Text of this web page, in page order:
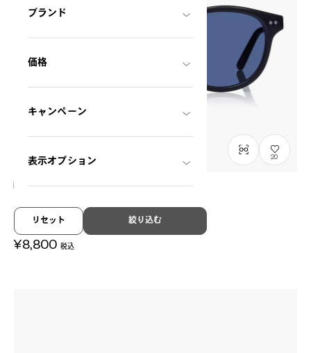
ブランド
価格
キャンペーン
表示オプション
絞り込む
リセット
20
OWNDAYS | SUN
SUN2128M-6S /
¥8,800 税込